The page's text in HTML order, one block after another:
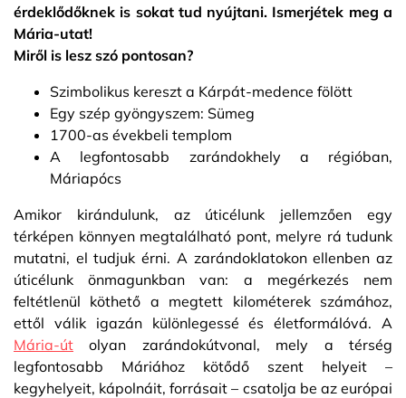
érdeklődőknek is sokat tud nyújtani. Ismerjétek meg a
Mária-utat!
Miről is lesz szó pontosan?
Szimbolikus kereszt a Kárpát-medence fölött
Egy szép gyöngyszem: Sümeg
1700-as évekbeli templom
A legfontosabb zarándokhely a régióban,
Máriapócs
Amikor kirándulunk, az úticélunk jellemzően egy
térképen könnyen megtalálható pont, melyre rá tudunk
mutatni, el tudjuk érni. A zarándoklatokon ellenben az
úticélunk önmagunkban van: a megérkezés nem
feltétlenül köthető a megtett kilométerek számához,
ettől válik igazán különlegessé és életformálóvá. A
Mária-út olyan zarándokútvonal, mely a térség
legfontosabb Máriához kötődő szent helyeit –
kegyhelyeit, kápolnáit, forrásait – csatolja be az európai